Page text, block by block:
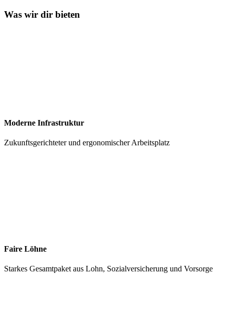
Was wir dir bieten
Moderne Infrastruktur
Zukunftsgerichteter und ergonomischer Arbeitsplatz
Faire Löhne
Starkes Gesamtpaket aus Lohn, Sozialversicherung und Vorsorge